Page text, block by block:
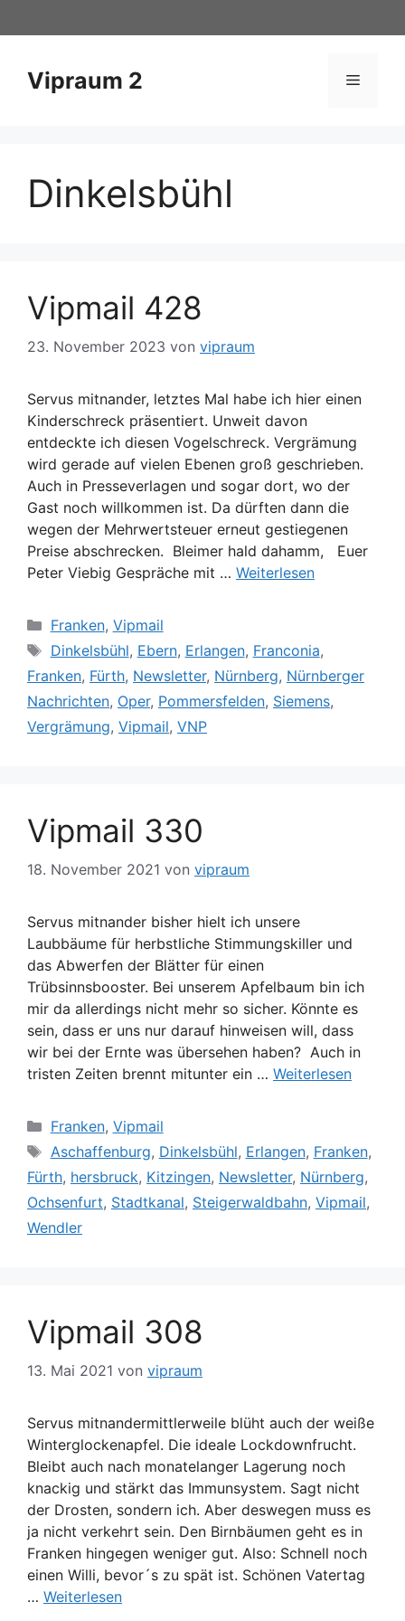
Inhalt
Vipraum 2 Menü
Dinkelsbühl
Vipmail 428
23. November 2023 von vipraum
Servus mitnander, letztes Mal habe ich hier einen
Kinderschreck präsentiert. Unweit davon
entdeckte ich diesen Vogelschreck. Vergrämung
wird gerade auf vielen Ebenen groß geschrieben.
Auch in Presseverlagen und sogar dort, wo der
Gast noch willkommen ist. Da dürften dann die
wegen der Mehrwertsteuer erneut gestiegenen
Preise abschrecken. Bleimer hald dahamm, Euer
Peter Viebig Gespräche mit … Weiterlesen
Kategorien
Franken, Vipmail
Schlagwörter
Dinkelsbühl, Ebern, Erlangen, Franconia,
Franken, Fürth, Newsletter, Nürnberg, Nürnberger
Nachrichten, Oper, Pommersfelden, Siemens,
Vergrämung, Vipmail, VNP
Vipmail 330
18. November 2021 von vipraum
Servus mitnander bisher hielt ich unsere
Laubbäume für herbstliche Stimmungskiller und
das Abwerfen der Blätter für einen
Trübsinnsbooster. Bei unserem Apfelbaum bin ich
mir da allerdings nicht mehr so sicher. Könnte es
sein, dass er uns nur darauf hinweisen will, dass
wir bei der Ernte was übersehen haben? Auch in
tristen Zeiten brennt mitunter ein … Weiterlesen
Kategorien
Franken, Vipmail
Schlagwörter
Aschaffenburg, Dinkelsbühl, Erlangen, Franken,
Fürth, hersbruck, Kitzingen, Newsletter, Nürnberg,
Ochsenfurt, Stadtkanal, Steigerwaldbahn, Vipmail,
Wendler
Vipmail 308
13. Mai 2021 von vipraum
Servus mitnandermittlerweile blüht auch der weiße
Winterglockenapfel. Die ideale Lockdownfrucht.
Bleibt auch nach monatelanger Lagerung noch
knackig und stärkt das Immunsystem. Sagt nicht
der Drosten, sondern ich. Aber deswegen muss es
ja nicht verkehrt sein. Den Birnbäumen geht es in
Franken hingegen weniger gut. Also: Schnell noch
einen Willi, bevor´s zu spät ist. Schönen Vatertag
… Weiterlesen